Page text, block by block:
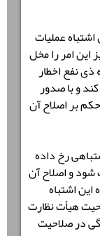
عملیات
این امر را مخل
نفع اخطار
و با صدور
بر اصلاح آن
رخ داده
شود و اصلاح آن
اشتباه
هیأت نظارت
در صلاحیت